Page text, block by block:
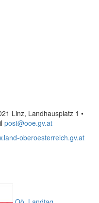
Linz, Landhausplatz 1 •
post@ooe.gv.at
oberoesterreich.gv.at